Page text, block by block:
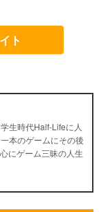
ト
生時代Half-Lifeに人
本のゲームにその後
にゲーム三昧の人生